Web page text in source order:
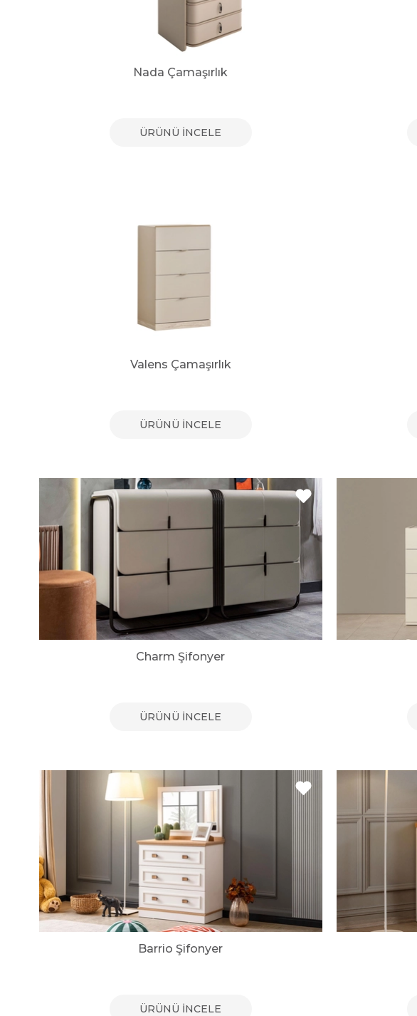
Nada Çamaşırlık
ÜRÜNÜ İNCELE
Valens Çamaşırlık
ÜRÜNÜ İNCELE
Charm Şifonyer
ÜRÜNÜ İNCELE
Barrio Şifonyer
ÜRÜNÜ İNCELE